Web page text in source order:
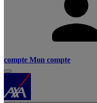
compte Mon compte